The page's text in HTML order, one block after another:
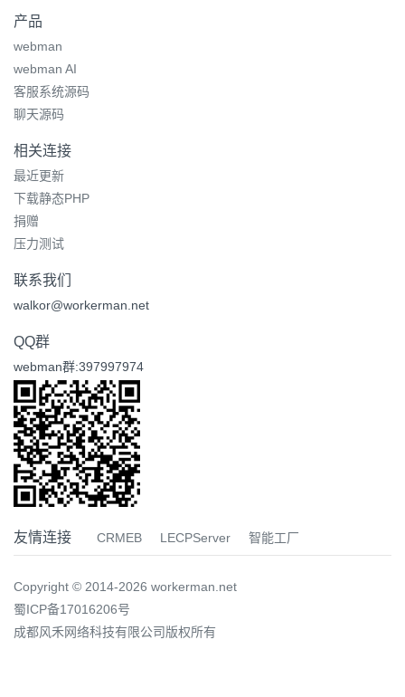
产品
webman
webman AI
客服系统源码
聊天源码
相关连接
最近更新
下载静态PHP
捐赠
压力测试
联系我们
walkor@workerman.net
QQ群
webman群:397997974
友情连接 CRMEB LECPServer 智能工厂
Copyright © 2014-2026 workerman.net
蜀ICP备17016206号
成都风禾网络科技有限公司版权所有